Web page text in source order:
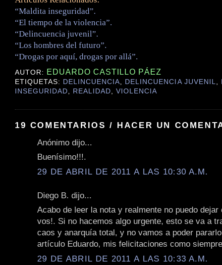
“Maldita inseguridad”.
“El tiempo de la violencia”.
“Delincuencia juvenil”.
“Los hombres del futuro”.
“Drogas por aquí, drogas por allá”.
AUTOR: EDUARDO CASTILLO PÁEZ
ETIQUETAS: DELINCUENCIA, DELINCUENCIA JUVENIL,
INSEGURIDAD, REALIDAD,VIOLENCIA
19 COMENTARIOS / HACER UN
Anónimo dijo...
Buenísimo!!!.
29 DE ABRIL DE 2011 A LAS 10:30 A.M.
Diego B. dijo...
Acabo de leer la nota y realmente no puedo
vos!. Si no hacemos algo urgente, esto se va a
caos y anarquía total, y no vamos a poder
artículo Eduardo, mis felicitaciones como
29 DE ABRIL DE 2011 A LAS 10:33 A.M.